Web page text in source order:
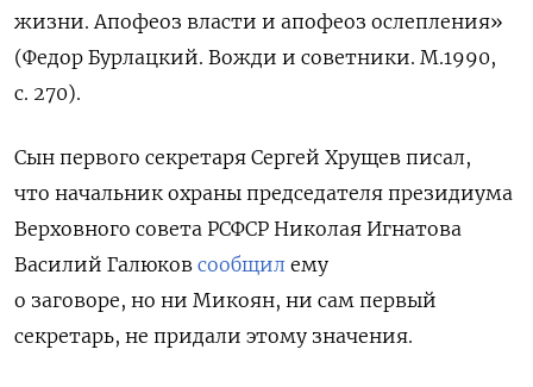
жизни. Апофеоз власти и апофеоз ослепления»
(Федор Бурлацкий. Вожди и советники. М.1990,
с. 270).
Сын первого секретаря Сергей Хрущев писал,
что начальник охраны председателя президиума
Верховного совета РСФСР Николая Игнатова
Василий Галюков сообщил ему
о заговоре, но ни Микоян, ни сам первый
секретарь, не придали этому значения.